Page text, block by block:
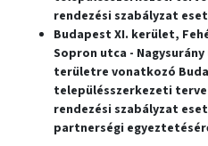
rendezési szabályzat
Budapest XI. kerület,
Sopron utca -
területre vonatkozó
településszerkezeti
rendezési szabályzat
partnerségi